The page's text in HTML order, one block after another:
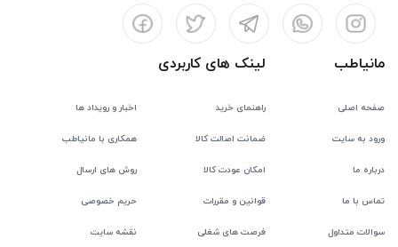
مانیاطب
صفحه اصلی
ورود به سایت
درباره ما
تماس با ما
سوالات متداول
لینک های کاربردی
راهنمای خرید اخبار و رویداد ها
ضمانت اصالت کالا همکاری با مانیاطب
امکان عودت کالا روش های ارسال
قوانین و مقررات حریم خصوصی
فرصت های شغلی نقشه سایت